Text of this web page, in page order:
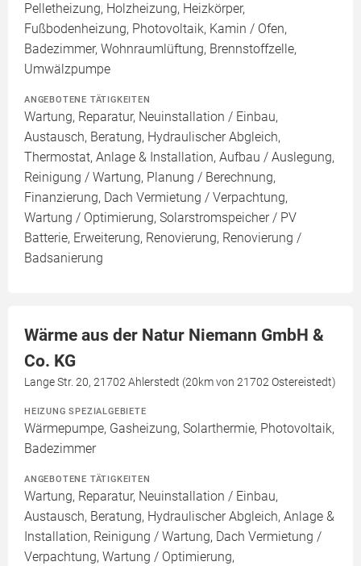
Pelletheizung, Holzheizung, Heizkörper,
Fußbodenheizung, Photovoltaik, Kamin / Ofen,
Badezimmer, Wohnraumlüftung, Brennstoffzelle,
Umwälzpumpe
ANGEBOTENE TÄTIGKEITEN
Wartung, Reparatur, Neuinstallation / Einbau,
Austausch, Beratung, Hydraulischer Abgleich,
Thermostat, Anlage & Installation, Aufbau / Auslegung,
Reinigung / Wartung, Planung / Berechnung,
Finanzierung, Dach Vermietung / Verpachtung,
Wartung / Optimierung, Solarstromspeicher / PV
Batterie, Erweiterung, Renovierung, Renovierung /
Badsanierung
Wärme aus der Natur Niemann GmbH &
Co. KG
Lange Str. 20, 21702 Ahlerstedt (20km von 21702 Ostereistedt)
HEIZUNG SPEZIALGEBIETE
Wärmepumpe, Gasheizung, Solarthermie, Photovoltaik,
Badezimmer
ANGEBOTENE TÄTIGKEITEN
Wartung, Reparatur, Neuinstallation / Einbau,
Austausch, Beratung, Hydraulischer Abgleich, Anlage &
Installation, Reinigung / Wartung, Dach Vermietung /
Verpachtung, Wartung / Optimierung,